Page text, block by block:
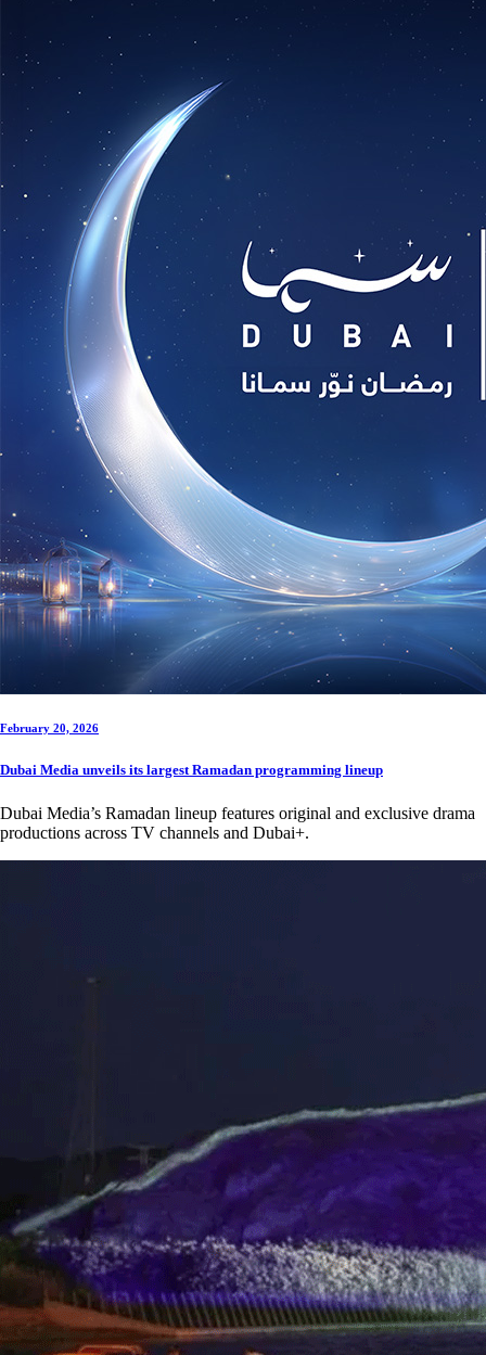
February 20, 2026
Dubai Media unveils its largest Ramadan programming lineup
Dubai Media’s Ramadan lineup features original and exclusive drama
productions across TV channels and Dubai+.